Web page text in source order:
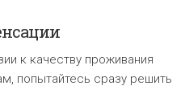
к качеству проживания
попытайтесь сразу решить